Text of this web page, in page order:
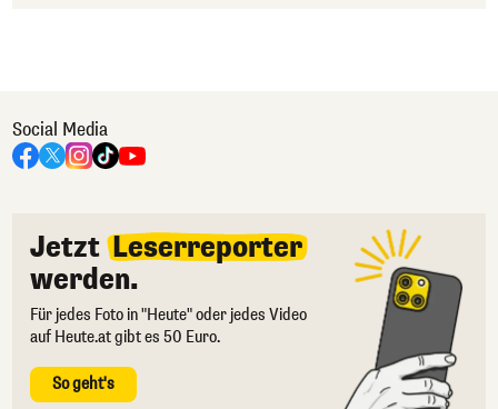
Social Media
Jetzt Leserreporter
werden.
Für jedes Foto in "Heute" oder jedes Video
auf Heute.at gibt es 50 Euro.
So geht's